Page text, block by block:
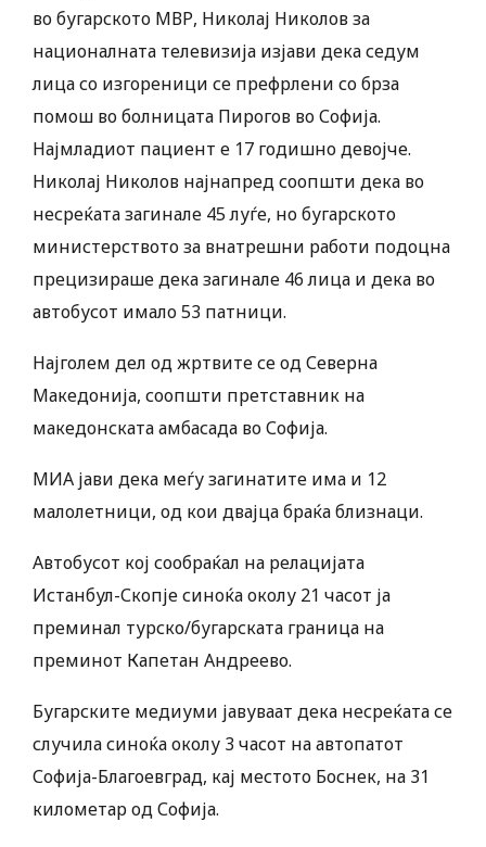
во бугарското МВР, Николај Николов за
националната телевизија изјави дека седум
лица со изгореници се префрлени со брза
помош во болницата Пирогов во Софија.
Најмладиот пациент е 17 годишно девојче.
Николај Николов најнапред соопшти дека во
несреќата загинале 45 луѓе, но бугарското
министерството за внатрешни работи подоцна
прецизираше дека загинале 46 лица и дека во
автобусот имало 53 патници.
Најголем дел од жртвите се од Северна
Македонија, соопшти претставник на
македонската амбасада во Софија.
МИА јави дека меѓу загинатите има и 12
малолетници, од кои двајца браќа близнаци.
Автобусот кој сообраќал на релацијата
Истанбул-Скопје синоќа околу 21 часот ја
преминал турско/бугарската граница на
преминот Капетан Андреево.
Бугарските медиуми јавуваат дека несреќата се
случила синоќа околу 3 часот на автопатот
Софија-Благоевград, кај местото Боснек, на 31
километар од Софија.